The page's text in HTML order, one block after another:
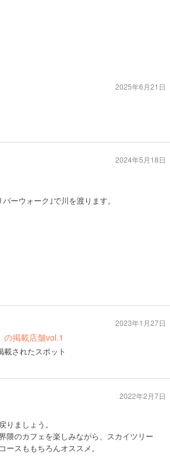
2025年6月21日
ーウォーク｣で川を渡ります。
2024年5月18日
掲載店舗vol.1
されたスポット
2023年1月27日
ましょう。
隈のカフェを楽しみながら、スカイツリー
スももちろんオススメ。
2022年2月7日